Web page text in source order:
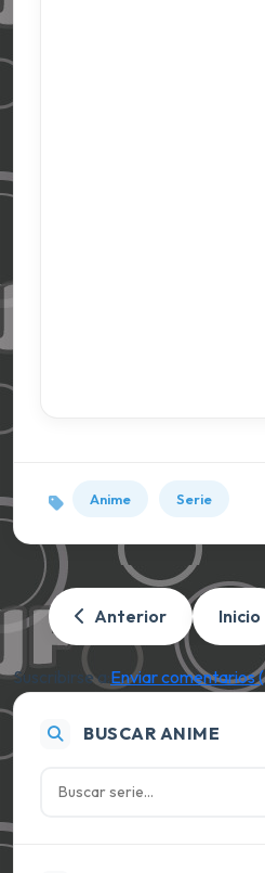
Anime Serie
Anterior Inicio
Suscribirse a:Enviar comentarios
BUSCAR ANIME